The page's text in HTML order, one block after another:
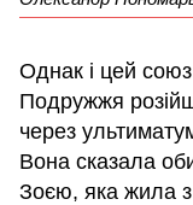
Однак і цей
Подружжя
через
Вона сказала
Зоєю, яка жила